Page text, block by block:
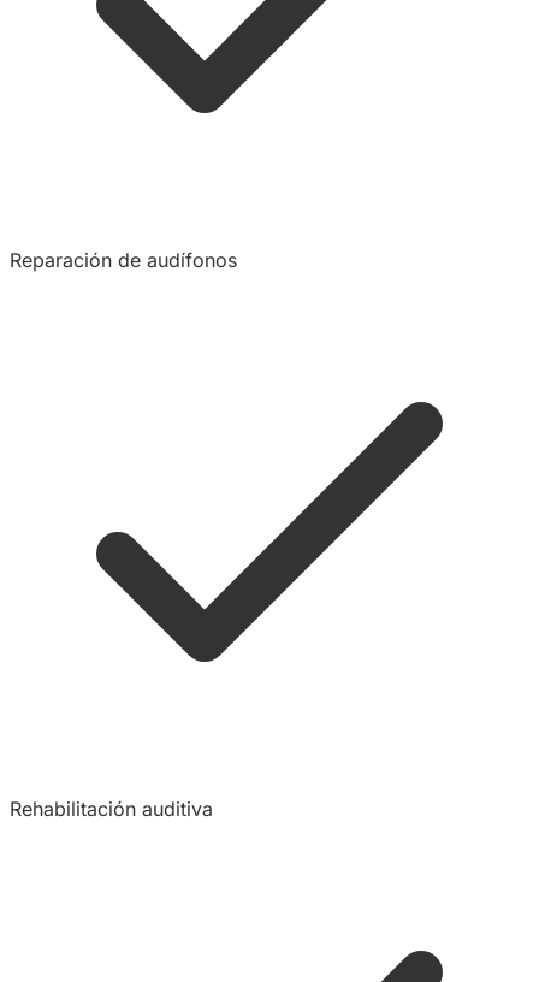
Reparación de audífonos
Rehabilitación auditiva